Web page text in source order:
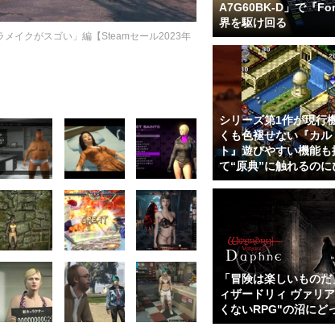
イクがスゴい」編【Steamセール2023年
A7G60BK-D」で『
界を駆け回る
シリーズ第1作が現行
くも色褪せない『カ
ト』遊びやすい機能
て“原典”に触れるのに
「冒険は楽しいもの
ィザードリィ ヴァリ
くないRPG"の沼にど